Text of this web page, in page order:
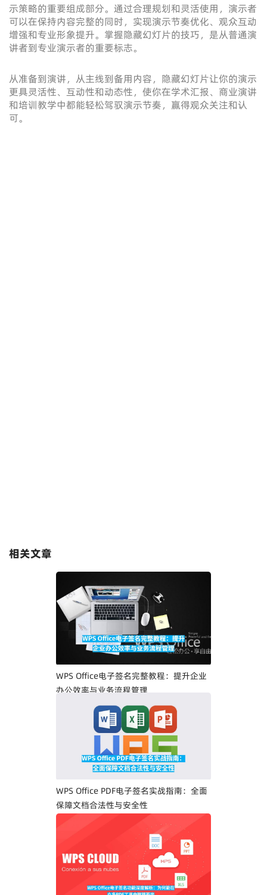
示策略的重要组成部分。通过合理规划和灵活使用，演示者
可以在保持内容完整的同时，实现演示节奏优化、观众互动
增强和专业形象提升。掌握隐藏幻灯片的技巧，是从普通演
讲者到专业演示者的重要标志。
从准备到演讲，从主线到备用内容，隐藏幻灯片让你的演示
更具灵活性、互动性和动态性，使你在学术汇报、商业演讲
和培训教学中都能轻松驾驭演示节奏，赢得观众关注和认
可。
相关文章
WPS Office电子签名完整教程：提升企业
办公效率与业务流程管理
WPS Office PDF电子签名实战指南：全面
保障文档合法性与安全性